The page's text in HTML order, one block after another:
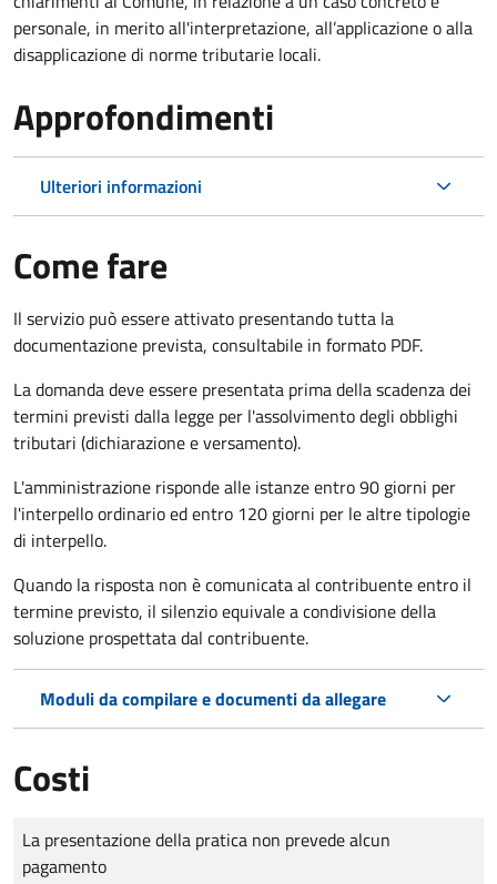
personale, in merito all'interpretazione, all’applicazione o alla
disapplicazione di norme tributarie locali.
Approfondimenti
Ulteriori informazioni
Come fare
Il servizio può essere attivato presentando tutta la
documentazione prevista, consultabile in formato PDF.
La domanda deve essere presentata prima della scadenza dei
termini previsti dalla legge per l'assolvimento degli obblighi
tributari (dichiarazione e versamento).
L'amministrazione risponde alle istanze entro 90 giorni per
l'interpello ordinario ed entro 120 giorni per le altre tipologie
di interpello.
Quando la risposta non è comunicata al contribuente entro il
termine previsto, il silenzio equivale a condivisione della
soluzione prospettata dal contribuente.
Moduli da compilare e documenti da allegare
Costi
Tipo di pagamento
Importo
La presentazione della pratica non prevede alcun
pagamento